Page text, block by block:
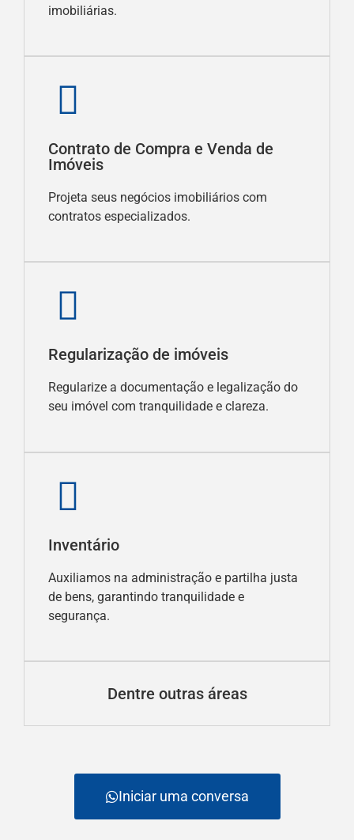
imobiliárias.
Contrato de Compra e Venda de
Imóveis
Projeta seus negócios imobiliários com
contratos especializados.
Regularização de imóveis
Regularize a documentação e legalização do
seu imóvel com tranquilidade e clareza.
Inventário
Auxiliamos na administração e partilha justa
de bens, garantindo tranquilidade e
segurança.
Dentre outras áreas
Iniciar uma conversa